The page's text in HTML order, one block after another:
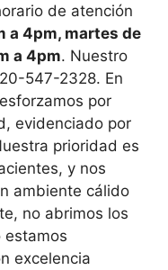
de atención
a 4pm, martes de
a 4pm. Nuestro
547-2328. En
por
evidenciado por
prioridad es
y nos
ambiente cálido
no abrimos los
estamos
excelencia